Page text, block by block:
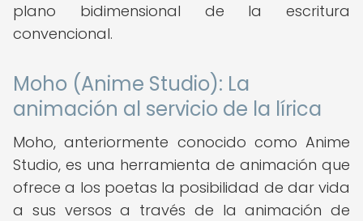
plano bidimensional de la escritura
convencional.
Moho (Anime Studio): La
animación al servicio de la lírica
Moho, anteriormente conocido como Anime
Studio, es una herramienta de animación que
ofrece a los poetas la posibilidad de dar vida
a sus versos a través de la animación de